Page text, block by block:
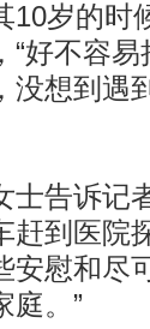
岁的时
好不容
没想到遇
告诉记
到医院
安慰和尽
庭。”